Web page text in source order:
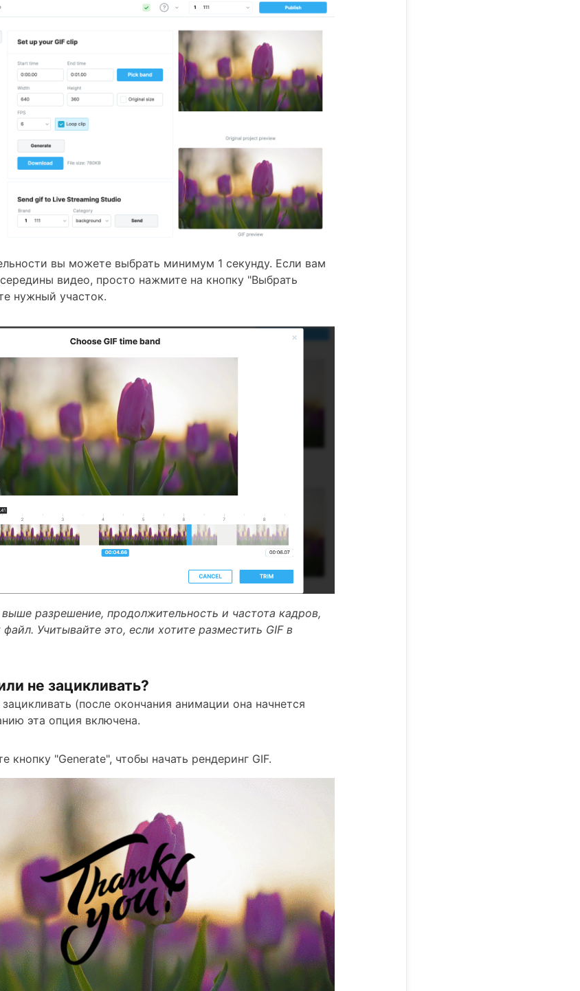
вы можете выбрать минимум 1 секунду. Если вам
видео, просто нажмите на кнопку "Выбрать
нужный участок.
разрешение, продолжительность и частота кадров,
Учитывайте это, если хотите разместить GIF в
не зацикливать?
(после окончания анимации она начнется
эта опция включена.
кнопку "Generate", чтобы начать рендеринг GIF.